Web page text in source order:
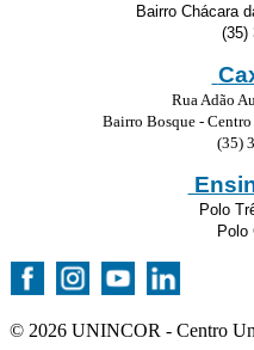
Bairro Chácara
(35)
Rua Adão
Bairro Bosque -
(35)
Polo
Polo
© 2026 UNINCOR - Centro